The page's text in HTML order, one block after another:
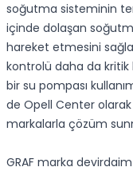
soğutma sisteminin
içinde dolaşan
hareket etmesini
kontrolü daha da kritik
bir su pompası
de Opell Center olarak
markalarla çözüm
GRAF marka